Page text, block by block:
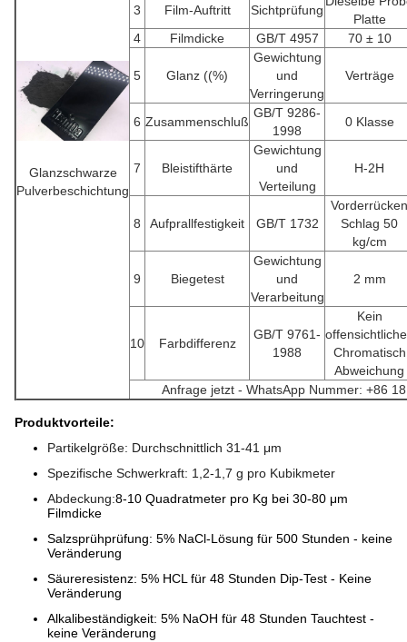
Glanzschwarze
Pulverbeschichtung
3 Film-Auftritt Sichtprüfung
Platte
4
Filmdicke GB/T 4957 70 ± 10
5 Glanz ((%)
Gewichtung
und
Verringerung
Verträge
6 Zusammenschluß
GB/T 9286-
1998
0 Klasse
7 Bleistifthärte
Gewichtung
und
Verteilung
H-2H
8 Aufprallfestigkeit GB/T 1732
Vorderrücken
Schlag 50
kg/cm
9 Biegetest
Gewichtung
und
Verarbeitung
2 mm
10 Farbdifferenz
GB/T 9761-
1988
Kein
Chromatisch
Abweichung
Anfrage jetzt - WhatsApp Nummer: +86
Produktvorteile:
Partikelgröße: Durchschnittlich 31-41 μm
Spezifische Schwerkraft: 1,2-1,7 g pro Kubikmeter
Abdeckung:8-10 Quadratmeter pro Kg bei 30-80 μm
Filmdicke
Salzsprühprüfung: 5% NaCl-Lösung für 500 Stunden - keine
Veränderung
Säureresistenz: 5% HCL für 48 Stunden Dip-Test - Keine
Veränderung
Alkalibeständigkeit: 5% NaOH für 48 Stunden Tauchtest -
keine Veränderung